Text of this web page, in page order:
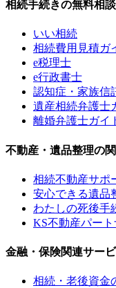
相続手続きの無料相
いい相続
相続費用見積ガ
e税理士
e行政書士
認知症・家族信
遺産相続弁護士
離婚弁護士ガイ
不動産・遺品整理の
相続不動産サポ
安心できる遺品
わたしの死後手
KS不動産パー
金融・保険関連サー
相続・老後資金